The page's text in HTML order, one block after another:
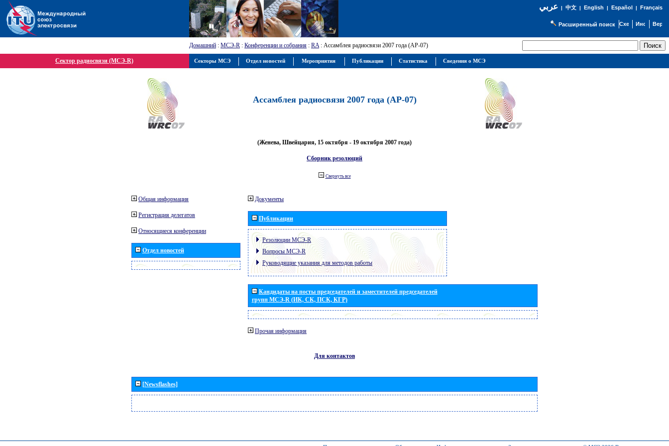
عربي| 中文| English | Español | Français
Расширенный поиск
Домашний : МСЭ-R : Конференции и собрания : RA: Ассамблея радиосвязи 2007 года (АР-07)
Сектор радиосвязи (МСЭ-R)
Ассамблея радиосвязи 2007 года (АР-07)
(Женева, Швейцария, 15 октября - 19 октября 2007 года)
Сборник резолюций
Свернуть все
Общая информация
Регистрация делегатов
Относящиеся конференции
Отдел новостей
Документы
Публикации
Резолюции МСЭ-R
Вопросы МСЭ-R
Руководящие указания для методов работы
Кандидаты на посты председателей и заместителей председателей
групп МСЭ-R (ИК, СК, ПСК, КГР)
Прочая информация
Для контактов
[Newsflashes]
Секторы МСЭ Отдел новостей Мероприятия Публикации Статистика Сведения о МСЭ